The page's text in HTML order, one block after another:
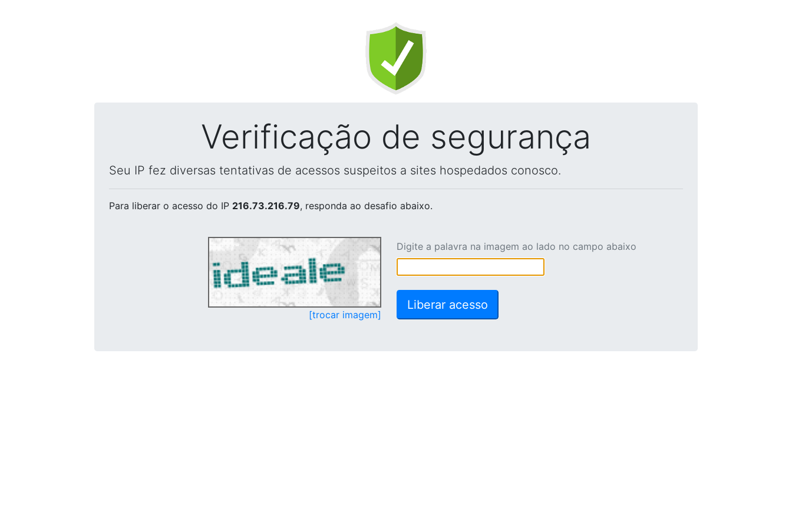
Verificação de segurança
Seu IP fez diversas tentativas de acessos suspeitos a sites hospedados conosco.
Para liberar o acesso do IP 216.73.216.79, responda ao desafio abaixo.
[trocar imagem]
Digite a palavra na imagem ao lado no campo abaixo